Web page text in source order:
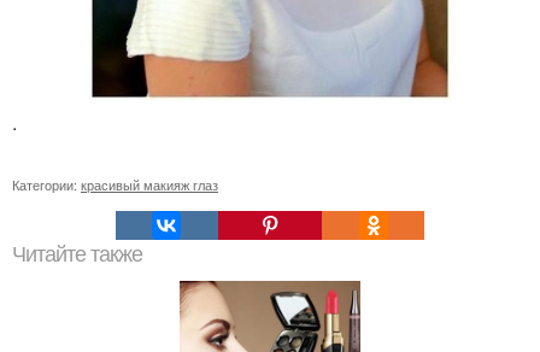
.
Категории: красивый макияж глаз
Читайте также